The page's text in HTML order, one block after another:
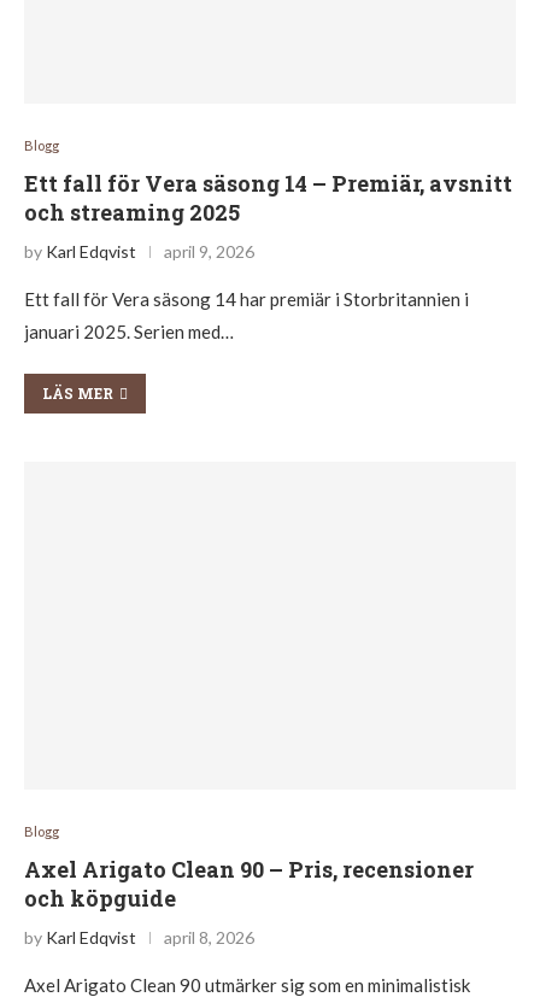
Blogg
Ett fall för Vera säsong 14 – Premiär, avsnitt
och streaming 2025
by Karl Edqvist april 9, 2026
Ett fall för Vera säsong 14 har premiär i Storbritannien i
januari 2025. Serien med…
LÄS MER
Blogg
Axel Arigato Clean 90 – Pris, recensioner
och köpguide
by Karl Edqvist april 8, 2026
Axel Arigato Clean 90 utmärker sig som en minimalistisk